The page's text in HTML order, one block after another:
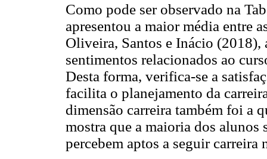
Como pode ser observado na
apresentou a maior média entre
Oliveira, Santos e Inácio (2018),
sentimentos relacionados ao
Desta forma, verifica-se a
facilita o planejamento da
dimensão carreira também foi a
mostra que a maioria dos alunos
percebem aptos a seguir carreira